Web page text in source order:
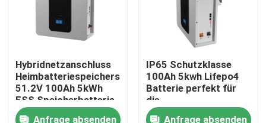
VR Show
Über uns
Fabrik Tour
Hybridnetzanschluss
Heimbatteriespeichersystem
51.2V 100Ah 5kWh
ESS Speicherbatterie
Anfrage absenden
IP65 Schutzklasse
100Ah 5kwh Lifepo4
Batterie perfekt für
die
Energiespeicherung
Anfrage absenden